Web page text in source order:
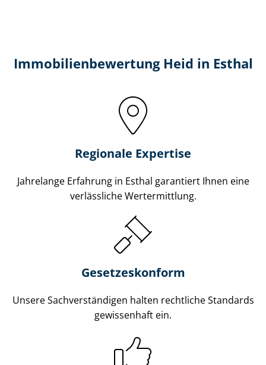
Immobilien­bewertung Heid in Esthal
Regionale Expertise
Jahrelange Erfahrung in Esthal garantiert Ihnen eine
verlässliche Wertermittlung.
Gesetzes­konform
Unsere Sach­ver­stän­di­gen halten rechtliche Standards
gewissenhaft ein.